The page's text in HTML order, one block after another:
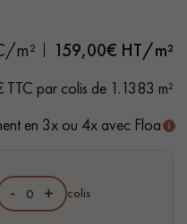
PROJET ?
pour vous guider pas à
de votre parquet.
rares nœuds,
m² 159,00€ HT/m²
TTC par colis de 1.1383 m²
en 3x ou 4x avec Floa
- + colis